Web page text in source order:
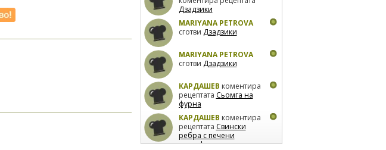
Дзадзики
MARIYANA PETROVA
сготви Дзадзики
MARIYANA PETROVA
сготви Дзадзики
КАРДАШЕВ коментира
рецептата Сьомга на
фурна
КАРДАШЕВ коментира
рецептата Свински
ребра с печени
картофи